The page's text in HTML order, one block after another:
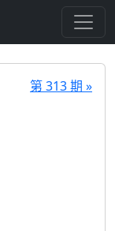
第 313 期 »